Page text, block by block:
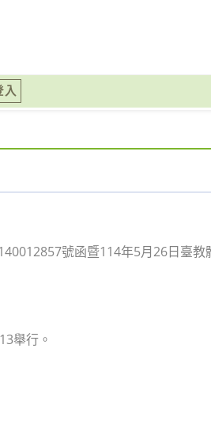
入
號函暨114年5月26日臺
舉行。